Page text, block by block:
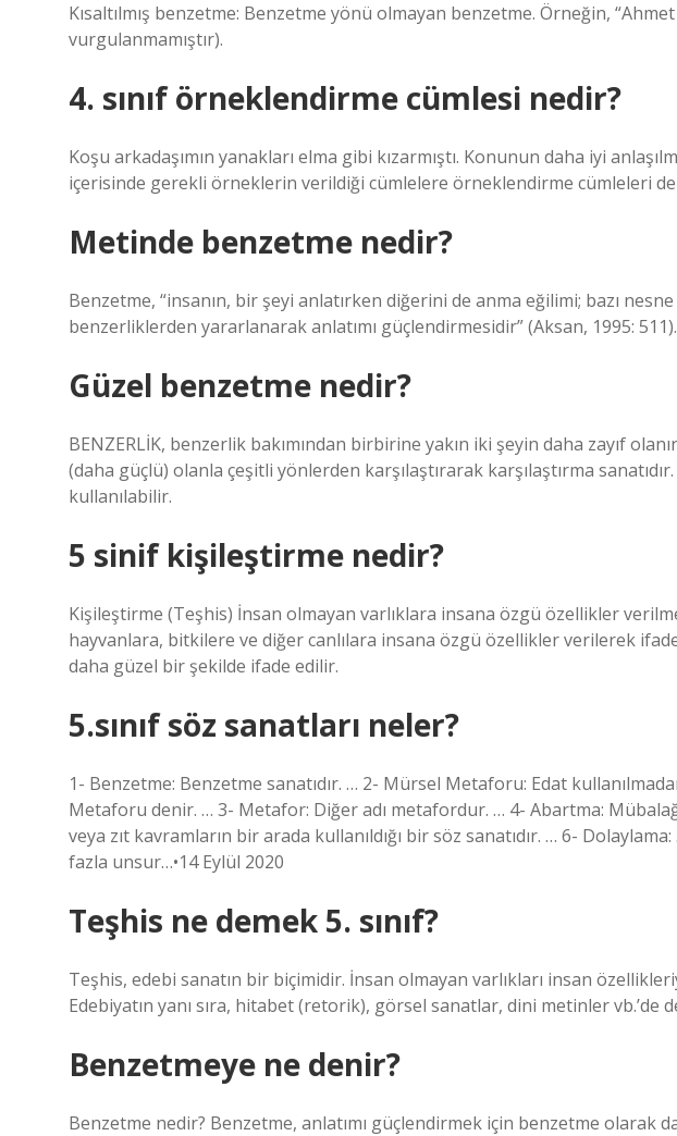
Kısaltılmış benzetme: Benzetme yönü olmayan benzetme. Örneğin,
vurgulanmamıştır).
4. sınıf örneklendirme cümlesi nedir?
Koşu arkadaşımın yanakları elma gibi kızarmıştı. Konunun daha iyi
içerisinde gerekli örneklerin verildiği cümlelere örneklendirme cümleleri
Metinde benzetme nedir?
Benzetme, “insanın, bir şeyi anlatırken diğerini de anma eğilimi; bazı
benzerliklerden yararlanarak anlatımı güçlendirmesidir” (Aksan, 1995: 511).
Güzel benzetme nedir?
BENZERLİK, benzerlik bakımından birbirine yakın iki şeyin daha zayıf
(daha güçlü) olanla çeşitli yönlerden karşılaştırarak karşılaştırma
kullanılabilir.
5 sinif kişileştirme nedir?
Kişileştirme (Teşhis) İnsan olmayan varlıklara insana özgü özellikler
hayvanlara, bitkilere ve diğer canlılara insana özgü özellikler verilerek
daha güzel bir şekilde ifade edilir.
5.sınıf söz sanatları neler?
1- Benzetme: Benzetme sanatıdır. … 2- Mürsel Metaforu: Edat
Metaforu denir. … 3- Metafor: Diğer adı metafordur. … 4- Abartma:
veya zıt kavramların bir arada kullanıldığı bir söz sanatıdır. … 6-
fazla unsur…•14 Eylül 2020
Teşhis ne demek 5. sınıf?
Teşhis, edebi sanatın bir biçimidir. İnsan olmayan varlıkları insan
Edebiyatın yanı sıra, hitabet (retorik), görsel sanatlar, dini metinler vb.’de
Benzetmeye ne denir?
Benzetme nedir? Benzetme, anlatımı güçlendirmek için benzetme olarak da